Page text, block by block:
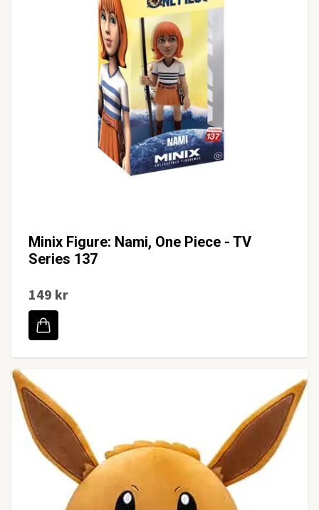
Minix Figure: Nami, One Piece - TV
Series 137
149 kr